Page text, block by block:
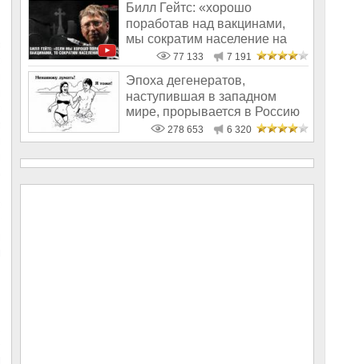
Билл Гейтс: «хорошо
поработав над вакцинами,
мы сократим население на
10-15%»77 133 7 191
Эпоха дегенератов,
наступившая в западном
мире, прорывается в Россию
278 653 6 320